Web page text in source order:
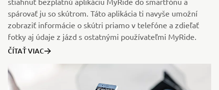
spárovať ju so skútrom. Táto aplikácia ti navyše umožní
zobraziť informácie o skútri priamo v telefóne a zdieľať
fotky aj údaje z jázd s ostatnými používateľmi MyRide.
ČÍTAŤ VIAC